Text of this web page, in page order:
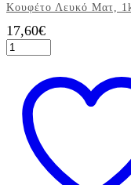
Κουφέτο Λευκό Ματ,
17,60€
Χατζηγιαννάκης
Piccolino
Λευκό
Ματ,
1kg
ποσότητα